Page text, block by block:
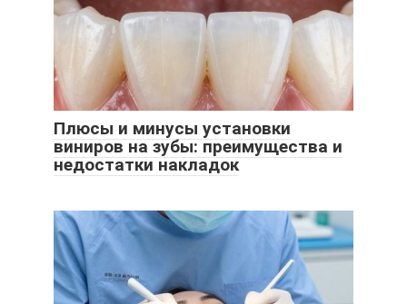
Плюсы и минусы установки
виниров на зубы: преимущества и
недостатки накладок